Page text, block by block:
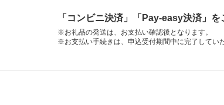
「コンビニ決済」「Pay-easy決済」
※お礼品の発送は、お支払い確認後となります。
※お支払い手続きは、申込受付期間中に完了してい